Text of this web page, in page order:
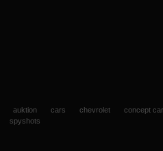
auktion cars chevrolet
concept
spyshots